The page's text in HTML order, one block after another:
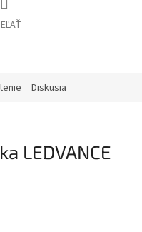
Diskusia
LEDVANCE